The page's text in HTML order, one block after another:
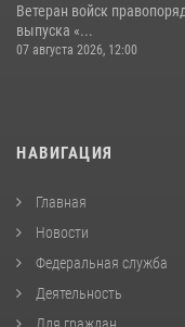
Ветеран войск
выпуска «...
07 августа 2026, 12:00
НАВИГАЦИЯ
Главная
Новости
Федеральная служба
Деятельность
Для граждан